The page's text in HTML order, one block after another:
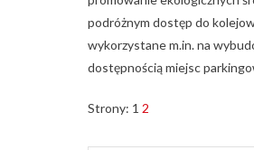
podróżnym dostęp do
wykorzystane m.in. na
dostępnością miejsc
Strony: 1 2